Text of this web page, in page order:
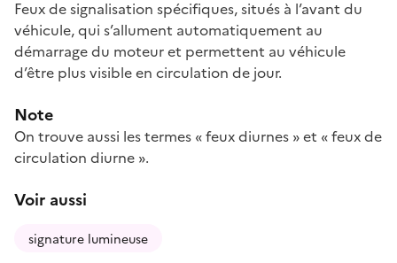
Feux de signalisation spécifiques, situés à l’avant du
véhicule, qui s’allument automatiquement au
démarrage du moteur et permettent au véhicule
d’être plus visible en circulation de jour.
Note
On trouve aussi les termes « feux diurnes » et « feux de
circulation diurne ».
Voir aussi
signature lumineuse